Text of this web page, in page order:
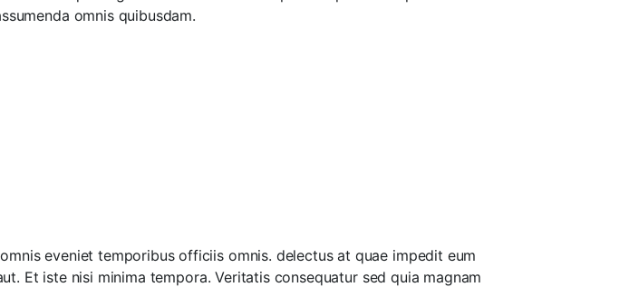
omnis quibusdam.
eveniet temporibus officiis omnis. delectus at quae impedit eum
Et iste nisi minima tempora. Veritatis consequatur sed quia magnam